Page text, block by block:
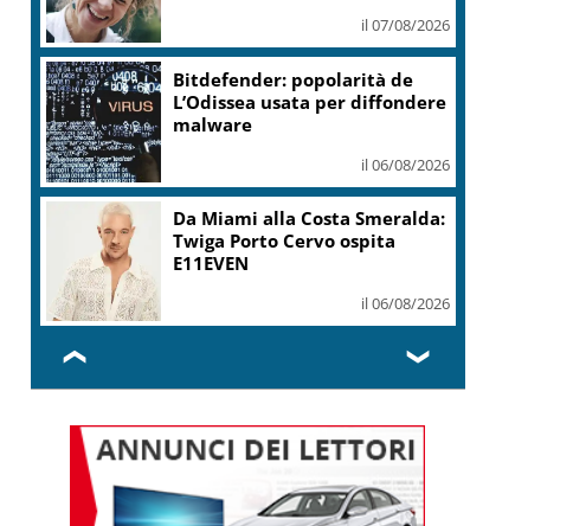
il 07/08/2026
Bitdefender: popolarità de
L’Odissea usata per diffondere
malware
il 06/08/2026
Da Miami alla Costa Smeralda:
Twiga Porto Cervo ospita
E11EVEN
il 06/08/2026
❮ ❯